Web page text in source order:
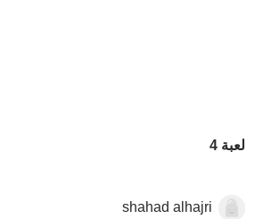
لعبة 4
الطفولة المبكرة العاب تركيبيةshahad alhajri